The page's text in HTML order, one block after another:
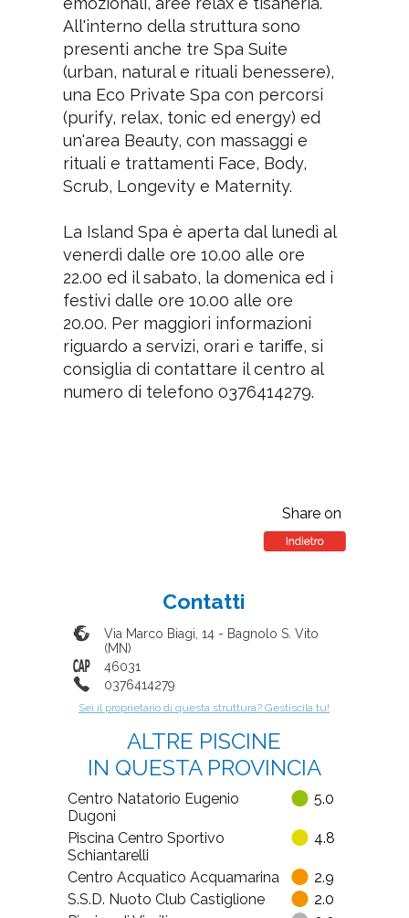
All'interno della struttura sono
presenti anche tre Spa Suite
(urban, natural e rituali benessere),
una Eco Private Spa con percorsi
(purify, relax, tonic ed energy) ed
un'area Beauty, con massaggi e
rituali e trattamenti Face, Body,
Scrub, Longevity e Maternity.
La Island Spa è aperta dal lunedì al
venerdì dalle ore 10.00 alle ore
22.00 ed il sabato, la domenica ed i
festivi dalle ore 10.00 alle ore
20.00. Per maggiori informazioni
riguardo a servizi, orari e tariffe, si
consiglia di contattare il centro al
numero di telefono 0376414279.
Share on
Contatti
Via Marco Biagi, 14- Bagnolo S. Vito
(MN)
46031
0376414279
Sei il proprietario di questa struttura? Gestiscila tu!
ALTRE PISCINE
IN QUESTA PROVINCIA
Centro Natatorio Eugenio
Dugoni
5.0
Piscina Centro Sportivo
Schiantarelli
4.8
Centro Acquatico Acquamarina
2.9
S.S.D. Nuoto Club Castiglione
2.0